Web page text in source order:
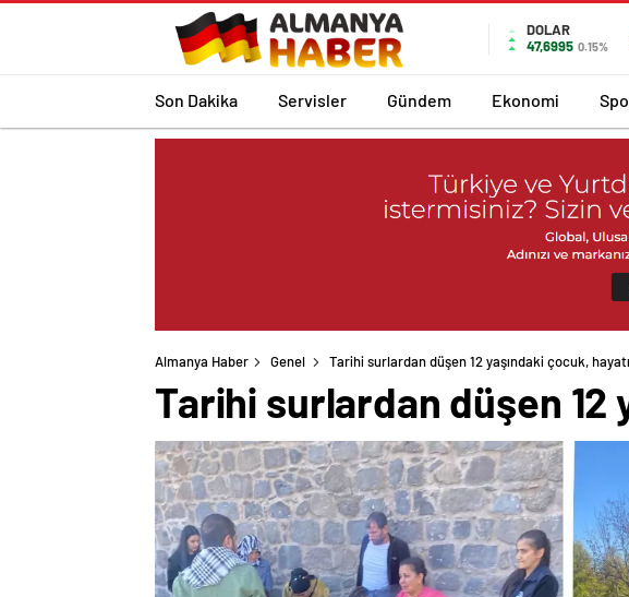
DOLAR
47,6995 0.15%
Son Dakika Servisler Gündem Ekonomi
Almanya Haber Genel Tarihi surlardan düşen 12 yaşındaki çocuk,
Tarihi surlardan düşen 12